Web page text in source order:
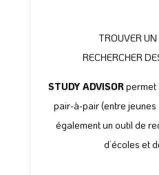
TROUVER
RECHERCHER
STUDY ADVISORpermet
pair-à-pair (entre jeunes
également un outil de
d’écoles et